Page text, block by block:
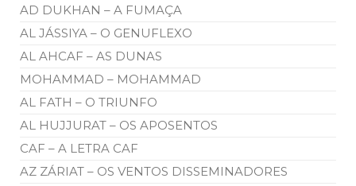
AD DUKHAN – A FUMAÇA
AL JÁSSIYA – O GENUFLEXO
AL AHCAF – AS DUNAS
MOHAMMAD – MOHAMMAD
AL FATH – O TRIUNFO
AL HUJJURAT – OS APOSENTOS
CAF – A LETRA CAF
AZ ZÁRIAT – OS VENTOS DISSEMINADORES